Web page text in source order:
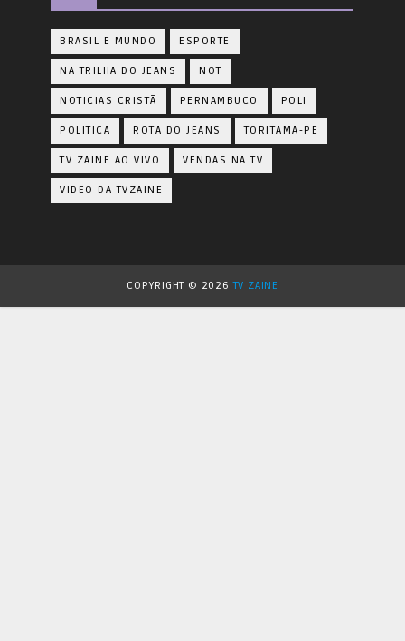
BRASIL E MUNDO ESPORTE
NA TRILHA DO JEANS NOT
NOTICIAS CRISTÃ PERNAMBUCO POLI
POLITICA ROTA DO JEANS TORITAMA-PE
TV ZAINE AO VIVO VENDAS NA TV
VIDEO DA TVZAINE
COPYRIGHT © 2026TV ZAINE